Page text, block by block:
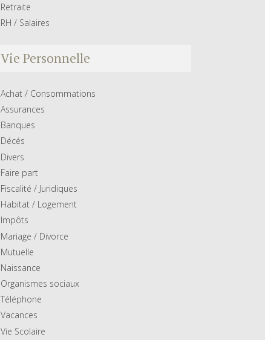
Retraite
RH / Salaires
Vie Personnelle
Achat / Consommations
Assurances
Banques
Décés
Divers
Faire part
Fiscalité / Juridiques
Habitat / Logement
Impôts
Mariage / Divorce
Mutuelle
Naissance
Organismes sociaux
Téléphone
Vacances
Vie Scolaire